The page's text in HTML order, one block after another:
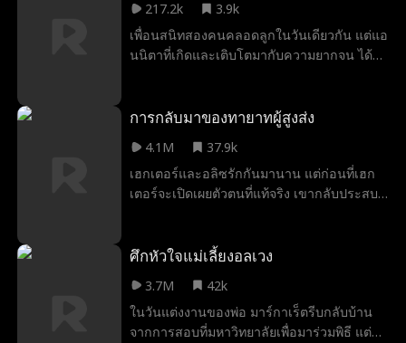
ของซาร่า
217.2k
3.9k
เพื่อนสนิทสองคนคลอดลูกในวันเดียวกัน แต่แอ
นนิตาที่เกิดและเติบโตมากับความยากจน ได้
ลูกสาวของตัวเอง โดยไม่รู้เลยว่า แท้จริงแล้ว
ได้แอบสลับเด็กกลับคืนอย่างเงียบ ๆ จนเวลา
ผ่านไปสิบแปดปี ขณะที่แผนการของแอนนิตา
กำลังจะประสบความสำเร็จ เธอกลับค้นพบ
ๆ ของเธอเอง
การกลับมาของทายาทผู้สูงส่ง
4.1M
37.9k
เฮกเตอร์และอลิซรักกันมานาน แต่ก่อนที่เฮก
เตอร์จะเปิดเผยตัวตนที่แท้จริง เขากลับประสบ
เหลือค่ารักษาของเขาเท่าที่จะทำได้ ขณะที่เฮก
ปุ่มเรียกพยาบาล ในขณะเดียวกัน ศัตรูที่แฝงตัว
มาในคราบหมอกำลังหลอกลวงครอบครัวของ
เขา แต่ท่ามกลางช่วงวิกฤติ เฮกเตอร์สามารถ
ศึกหัวใจแม่เลี้ยงอลเวง
3.7M
42k
ในวันแต่งงานของพ่อ มาร์กาเร็ตรีบกลับบ้าน
จากการสอบที่มหาวิทยาลัยเพื่อมาร่วมพิธี แต่